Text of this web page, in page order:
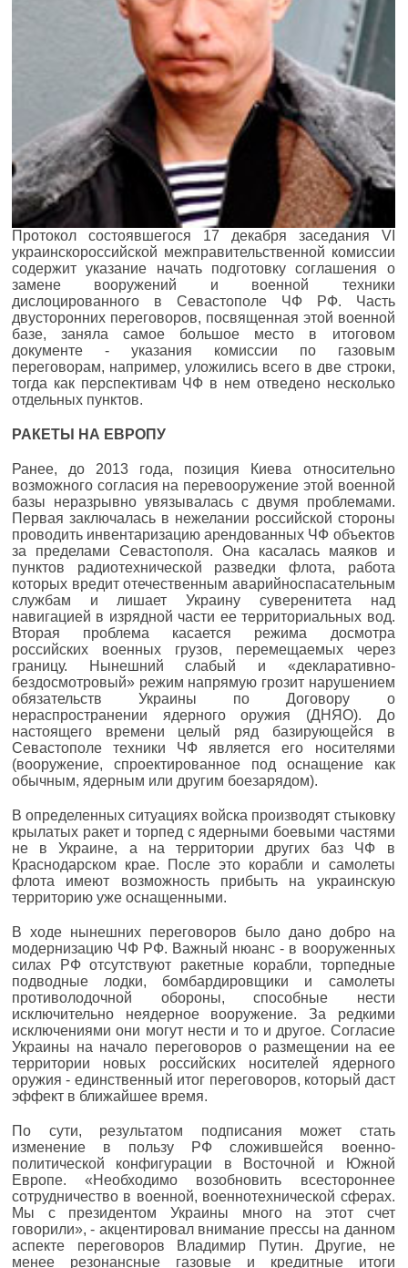
Протокол состоявшегося 17 декабря заседания VI
украинско­российской межправительственной комиссии
содержит указание начать подготовку соглашения о
замене вооружений и военной техники
дислоцированного в Севастополе ЧФ РФ. Часть
двусторонних переговоров, посвященная этой военной
базе, заняла самое большое место в итоговом
документе - указания комиссии по газовым
переговорам, например, уложились всего в две строки,
тогда как перспективам ЧФ в нем отведено несколько
отдельных пунктов.
РАКЕТЫ НА ЕВРОПУ
Ранее, до 2013 года, позиция Киева относительно
возможного согласия на перевооружение этой военной
базы неразрывно увязывалась с двумя проблемами.
Первая заключалась в нежелании российской стороны
проводить инвентаризацию арендованных ЧФ объектов
за пределами Севастополя. Она касалась маяков и
пунктов радиотехнической разведки флота, работа
которых вредит отечественным аварийно­спасательным
службам и лишает Украину суверенитета над
навигацией в изрядной части ее территориальных вод.
Вторая проблема касается режима досмотра
российских военных грузов, перемещаемых через
границу. Нынешний слабый и «декларативно­
бездосмотровый» режим напрямую грозит нарушением
обязательств Украины по Договору о
нераспространении ядерного оружия (ДНЯО). До
настоящего времени целый ряд базирующейся в
Севастополе техники ЧФ является его носителями
(вооружение, спроектированное под оснащение как
обычным, ядерным или другим боезарядом).
В определенных ситуациях войска производят стыковку
крылатых ракет и торпед с ядерными боевыми частями
не в Украине, а на территории других баз ЧФ в
Краснодарском крае. После это корабли и самолеты
флота имеют возможность прибыть на украинскую
территорию уже оснащенными.
В ходе нынешних переговоров было дано добро на
модернизацию ЧФ РФ. Важный нюанс - в вооруженных
силах РФ отсутствуют ракетные корабли, торпедные
подводные лодки, бомбардировщики и самолеты
противолодочной обороны, способные нести
исключительно неядерное вооружение. За редкими
исключениями они могут нести и то и другое. Согласие
Украины на начало переговоров о размещении на ее
территории новых российских носителей ядерного
оружия - единственный итог переговоров, который даст
эффект в ближайшее время.
По сути, результатом подписания может стать
изменение в пользу РФ сложившейся военно­
политической конфигурации в Восточной и Южной
Европе. «Необходимо возобновить всестороннее
сотрудничество в военной, военно­технической сферах.
Мы с президентом Украины много на этот счет
говорили», - акцентировал внимание прессы на данном
аспекте переговоров Владимир Путин. Другие, не
менее резонансные газовые и кредитные итоги